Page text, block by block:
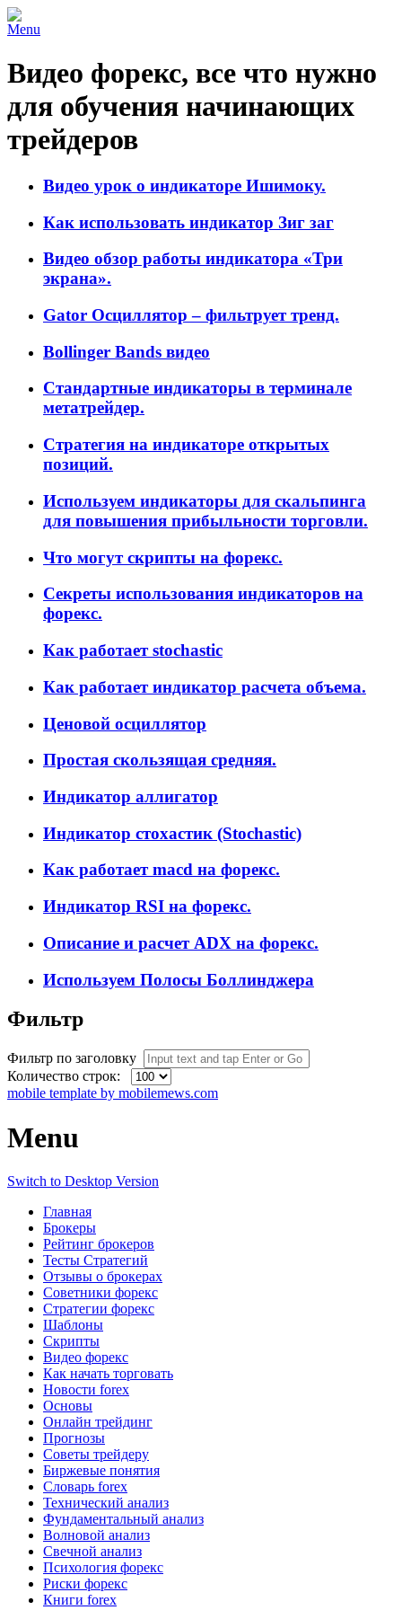
Menu
Видео форекс, все что нужно
для обучения начинающих
трейдеров
Видео урок о индикаторе Ишимоку.
Как использовать индикатор Зиг заг
Видео обзор работы индикатора «Три
экрана».
Gator Осциллятор – фильтрует тренд.
Bollinger Bands видео
Стандартные индикаторы в терминале
метатрейдер.
Стратегия на индикаторе открытых
позиций.
Используем индикаторы для скальпинга
для повышения прибыльности торговли.
Что могут скрипты на форекс.
Секреты использования индикаторов на
форекс.
Как работает stochastic
Как работает индикатор расчета объема.
Ценовой осциллятор
Простая скользящая средняя.
Индикатор аллигатор
Индикатор стохастик (Stochastic)
Как работает macd на форекс.
Индикатор RSI на форекс.
Описание и расчет ADX на форекс.
Используем Полосы Боллинджера
Фильтр
Фильтр по заголовку
Количество строк:
mobile template by mobilemews.com
Menu
Switch to Desktop Version
Главная
Брокеры
Рейтинг брокеров
Тесты Стратегий
Отзывы о брокерах
Советники форекс
Стратегии форекс
Шаблоны
Скрипты
Видео форекс
Как начать торговать
Новости forex
Основы
Онлайн трейдинг
Прогнозы
Советы трейдеру
Биржевые понятия
Словарь forex
Технический анализ
Фундаментальный анализ
Волновой анализ
Свечной анализ
Психология форекс
Риски форекс
Книги forex